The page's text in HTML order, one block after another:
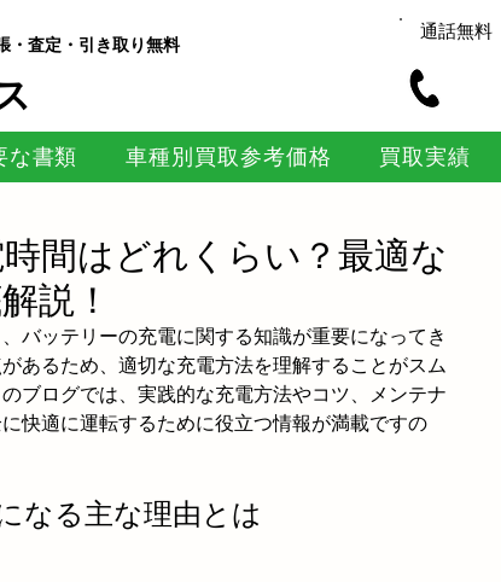
・査定・引き取り無料
通話無料
な書類 車種別買取参考価格 買取実績
間はどれくらい？最適な
説！
バッテリーの充電に関する知識が重要になってき
あるため、適切な充電方法を理解することがスム
ブログでは、実践的な充電方法やコツ、メンテナ
快適に運転するために役立つ情報が満載ですの
なる主な理由とは